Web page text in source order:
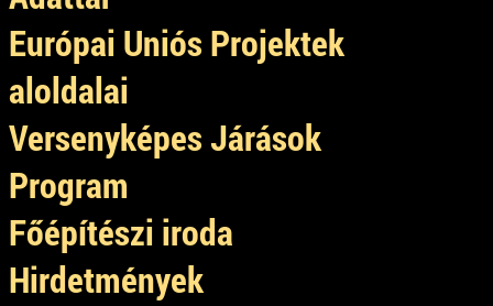
Európai Uniós Projektek
aloldalai
Versenyképes Járások
Program
Főépítészi iroda
Hirdetmények